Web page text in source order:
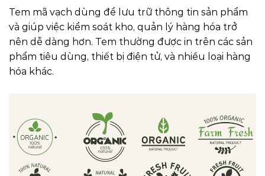
Tem mã vạch dùng để lưu trữ thông tin sản phẩm
và giúp việc kiểm soát kho, quản lý hàng hóa trở
nên dễ dàng hơn. Tem thường được in trên các sản
phẩm tiêu dùng, thiết bị điện tử, và nhiều loại hàng
hóa khác.